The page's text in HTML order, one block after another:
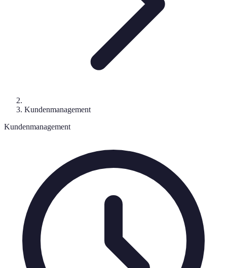
Kundenmanagement
Kundenmanagement